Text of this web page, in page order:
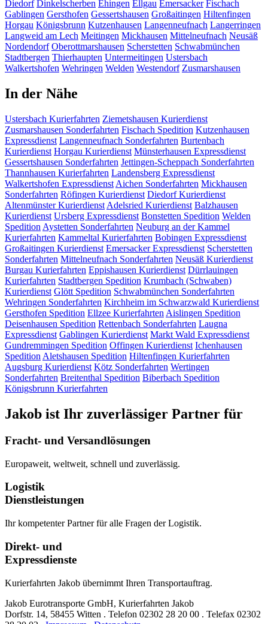
Diedorf Dinkelscherben Ehingen Ellgau Emersacker Fischach
Gablingen Gersthofen Gessertshausen Großaitingen Hiltenfingen
Horgau Königsbrunn Kutzenhausen Langenneufnach Langerringen
Langweid am Lech Meitingen Mickhausen Mittelneufnach Neusäß
Nordendorf Oberottmarshausen Scherstetten Schwabmünchen
Stadtbergen Thierhaupten Untermeitingen Ustersbach
Walkertshofen Wehringen Welden Westendorf Zusmarshausen
In der Nähe
Ustersbach Kurierfahrten Ziemetshausen Kurierdienst
Zusmarshausen Sonderfahrten Fischach Spedition Kutzenhausen
Expressdienst Langenneufnach Sonderfahrten Burtenbach
Kurierdienst Horgau Kurierdienst Münsterhausen Expressdienst
Gessertshausen Sonderfahrten Jettingen-Scheppach Sonderfahrten
Thannhausen Kurierfahrten Landensberg Expressdienst
Walkertshofen Expressdienst Aichen Sonderfahrten Mickhausen
Sonderfahrten Röfingen Kurierdienst DiedorfKurierdienst
AltenmünsterKurierdienst Adelsried Kurierdienst Balzhausen
Kurierdienst Ursberg Expressdienst Bonstetten Spedition Welden
Spedition Aystetten Sonderfahrten Neuburg an der Kammel
Kurierfahrten Kammeltal Kurierfahrten Bobingen Expressdienst
Großaitingen Kurierdienst EmersackerExpressdienst Scherstetten
Sonderfahrten Mittelneufnach Sonderfahrten Neusäß Kurierdienst
Burgau Kurierfahrten Eppishausen Kurierdienst Dürrlauingen
Kurierfahrten Stadtbergen Spedition Krumbach (Schwaben)
Kurierdienst Glött Spedition Schwabmünchen Sonderfahrten
Wehringen Sonderfahrten Kirchheim im Schwarzwald Kurierdienst
Gersthofen Spedition Ellzee Kurierfahrten Aislingen Spedition
Deisenhausen Spedition Rettenbach Sonderfahrten Laugna
Expressdienst Gablingen Kurierdienst Markt Wald Expressdienst
Gundremmingen Spedition Offingen Kurierdienst Ichenhausen
Spedition Aletshausen Spedition Hiltenfingen Kurierfahrten
Augsburg Kurierdienst Kötz Sonderfahrten Wertingen
Sonderfahrten Breitenthal Spedition Biberbach Spedition
Königsbrunn Kurierfahrten
Jakob ist Ihr zuverlässiger Partner für
Fracht- und Versandlösungen
Europaweit, weltweit, schnell und zuverlässig.
Logistik
Dienstleistungen
Ihr kompetenter Partner für alle Fragen der Logistik.
Direkt- und
Expressdienste
Kurierfahrten Jakob übernimmt Ihren Transportauftrag.
Jakob Eurotransporte GmbH, Kurierfahrten Jakob
Dorfstr. 14, 58455 Witten . Telefon 02302 28 20 00 . Telefax 02302